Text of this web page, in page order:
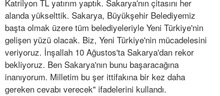
Katrilyon TL yatırım yaptık. Sakarya'nın çitasını her
alanda yükselttik. Sakarya, Büyükşehir Belediyemiz
başta olmak üzere tüm belediyeleriyle Yeni Türkiye'nin
gelişen yüzü olacak. Biz, Yeni Türkiye'nin mücadelesini
veriyoruz. İnşallah 10 Ağustos'ta Sakarya'dan rekor
bekliyoruz. Ben Sakarya'nın bunu başaracağına
inanıyorum. Milletim bu şer ittifakına bir kez daha
gereken cevabı verecek" ifadelerini kullandı.